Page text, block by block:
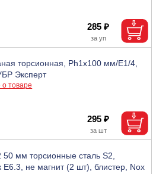
285 ₽
торсионная, Ph1x100 мм/E1/4,
Эксперт
товаре
295 ₽
50 мм торсионные сталь S2,
Е6.3, не магнит (2 шт), блистер, Nox